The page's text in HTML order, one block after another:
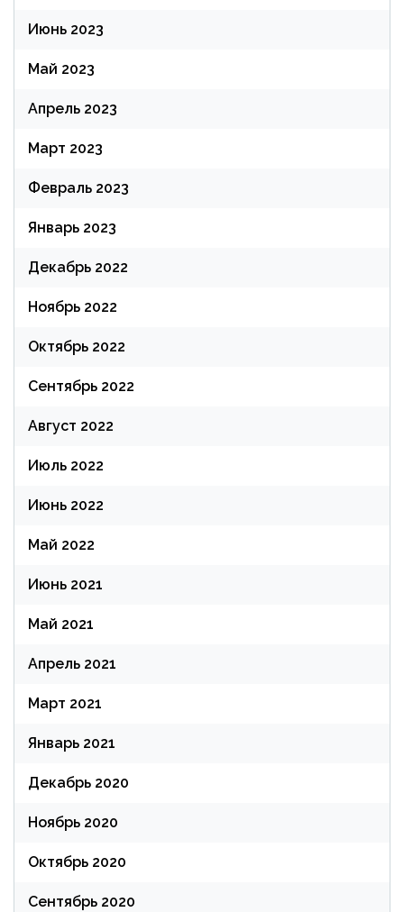
Июнь 2023
Май 2023
Апрель 2023
Март 2023
Февраль 2023
Январь 2023
Декабрь 2022
Ноябрь 2022
Октябрь 2022
Сентябрь 2022
Август 2022
Июль 2022
Июнь 2022
Май 2022
Июнь 2021
Май 2021
Апрель 2021
Март 2021
Январь 2021
Декабрь 2020
Ноябрь 2020
Октябрь 2020
Сентябрь 2020